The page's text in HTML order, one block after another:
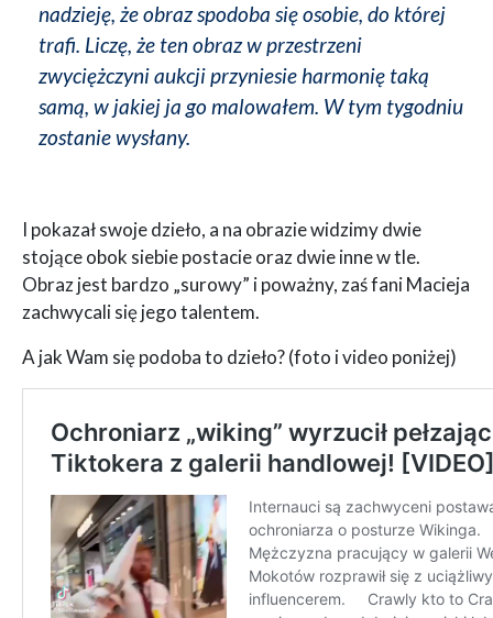
nadzieję, że obraz spodoba się osobie, do której
trafi. Liczę, że ten obraz w przestrzeni
zwyciężczyni aukcji przyniesie harmonię taką
samą, w jakiej ja go malowałem. W tym tygodniu
zostanie wysłany.
I pokazał swoje dzieło, a na obrazie widzimy dwie
stojące obok siebie postacie oraz dwie inne w tle.
Obraz jest bardzo „surowy” i poważny, zaś fani Macieja
zachwycali się jego talentem.
A jak Wam się podoba to dzieło? (foto i video poniżej)